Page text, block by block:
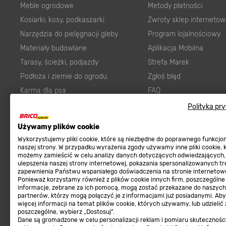
Polityka
Używamy plików cookie
Wykorzystujemy pliki cookie, które są niezbędne do poprawnego
naszej strony. W przypadku wyrażenia zgody używamy inne pliki cookie,
możemy zamieścić w celu analizy danych dotyczących odwiedzających,
ulepszenia naszej strony internetowej, pokazania spersonalizowanych
zapewnienia Państwu wspaniałego doświadczenia na stronie
Ponieważ korzystamy również z plików cookie innych firm, poszczególne
informacje, zebrane za ich pomocą, mogą zostać przekazane do naszych
partnerów, którzy mogą połączyć je z informacjami już posiadanymi.
więcej informacji na temat plików cookie, których używamy, lub udzielić
poszczególne, wybierz „Dostosuj”.
Dane są gromadzone w celu personalizacji reklam i pomiaru
Meble ogrodowe
Kosiarki, kosy, podkaszarki
Narzędzia do pielęgnacji gleby
Materiały budowlane
Tarasy, ścieżki, podjazdy
Podłoża i ziemie do ogrodu
Karma dla psa
Farby wewnętrzne białe
Elektryka
Panele
Elektronarzędzia
Płytki
Panele podłogowe
Płyty OSB/HDF
Grabie do ogrodu
Metody płatności
Zwroty sklep
Program lojalnościowy
Aplikacja Mobilna
Strefa Marek
Zgłoś błąd
FAQ
Prawny obowiązek
Regulaminy
Regulaminy
Polityka prywatności